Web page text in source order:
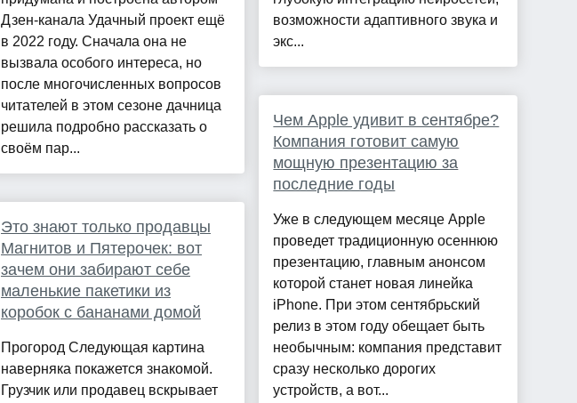
Дзен-канала Удачный проект ещё
в 2022 году. Сначала она не
вызвала особого интереса, но
после многочисленных вопросов
читателей в этом сезоне дачница
решила подробно рассказать о
своём пар...
Это знают только продавцы
Магнитов и Пятерочек: вот
зачем они забирают себе
маленькие пакетики из
коробок с бананами домой
Прогород Следующая картина
наверняка покажется знакомой.
Грузчик или продавец вскрывает
возможности адаптивного звука и
экс...
Чем Apple удивит в сентябре?
Компания готовит самую
мощную презентацию за
последние годы
Уже в следующем месяце Apple
проведет традиционную осеннюю
презентацию, главным анонсом
которой станет новая линейка
iPhone. При этом сентябрьский
релиз в этом году обещает быть
необычным: компания представит
сразу несколько дорогих
устройств, а вот...